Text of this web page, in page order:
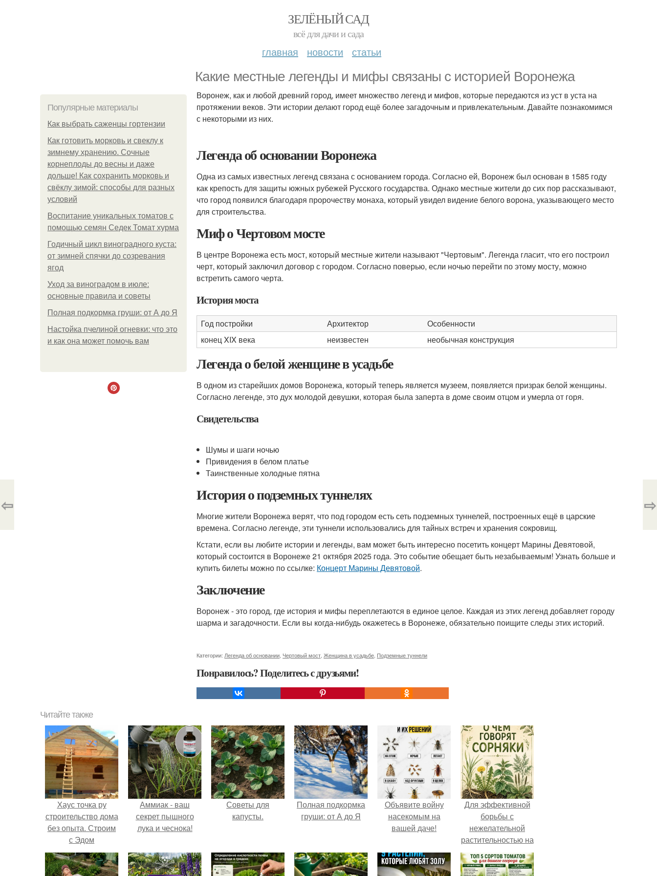
ЗЕЛЁНЫЙ САД
всё для дачи и сада
главная новости статьи
Какие местные легенды и мифы связаны с историей Воронежа
Популярные материалы
Как выбрать саженцы гортензии
Как готовить морковь и свеклу к
зимнему хранению. Сочные
корнеплоды до весны и даже
дольше! Как сохранить морковь и
свёклу зимой: способы для разных
условий
Воспитание уникальных томатов с
помощью семян Седек Томат хурма
Годичный цикл виноградного куста:
от зимней спячки до созревания
ягод
Уход за виноградом в июле:
основные правила и советы
Полная подкормка груши: от А до Я
Настойка пчелиной огневки: что это
и как она может помочь вам
Воронеж, как и любой древний город, имеет множество легенд и мифов, которые передаются из уст в уста на
протяжении веков. Эти истории делают город ещё более загадочным и привлекательным. Давайте познакомимся
с некоторыми из них.
Легенда об основании Воронежа
Одна из самых известных легенд связана с основанием города. Согласно ей, Воронеж был основан в 1585 году
как крепость для защиты южных рубежей Русского государства. Однако местные жители до сих пор рассказывают,
что город появился благодаря пророчеству монаха, который увидел видение белого ворона, указывающего место
для строительства.
Миф о Чертовом мосте
В центре Воронежа есть мост, который местные жители называют "Чертовым". Легенда гласит, что его построил
черт, который заключил договор с городом. Согласно поверью, если ночью перейти по этому мосту, можно
встретить самого черта.
История моста
Год постройки Архитектор
Особенности
конец XIX века
неизвестен необычная конструкция
Легенда о белой женщине в усадьбе
В одном из старейших домов Воронежа, который теперь является музеем, появляется призрак белой женщины.
Согласно легенде, это дух молодой девушки, которая была заперта в доме своим отцом и умерла от горя.
Свидетельства
Шумы и шаги ночью
Привидения в белом платье
Таинственные холодные пятна
История о подземных туннелях
Многие жители Воронежа верят, что под городом есть сеть подземных туннелей, построенных ещё в царские
времена. Согласно легенде, эти туннели использовались для тайных встреч и хранения сокровищ.
Кстати, если вы любите истории и легенды, вам может быть интересно посетить концерт Марины Девятовой,
который состоится в Воронеже 21 октября 2025 года. Это событие обещает быть незабываемым! Узнать больше и
купить билеты можно по ссылке: Концерт Марины Девятовой.
Заключение
Воронеж - это город, где история и мифы переплетаются в единое целое. Каждая из этих легенд добавляет городу
шарма и загадочности. Если вы когда-нибудь окажетесь в Воронеже, обязательно поищите следы этих историй.
Категории: Легенда об основании Чертовый мост Женщина в усадьбе Подземные туннели
Понравилось? Поделитесь с друзьями!
⇦ ⇨
Читайте также
Хаус точка ру
строительство дома
без опыта. Строим
с Эдом
Аммиак - ваш
секрет пышного
лука и чеснока!
Советы для
капусты.
Полная подкормка
груши: от А до Я
Объявите войну
насекомым на
вашей даче!
Для эффективной
борьбы с
нежелательной
растительностью на
вашем
приусадебном